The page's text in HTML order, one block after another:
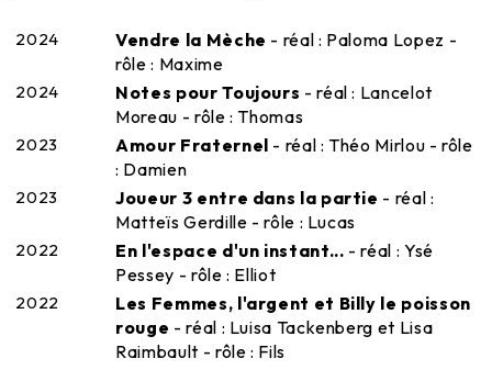
2024 Vendre la Mèche - réal : Paloma Lopez -
rôle : Maxime
2024 Notes pour Toujours - réal : Lancelot
Moreau - rôle : Thomas
2023 Amour Fraternel - réal : Théo Mirlou - rôle
: Damien
2023 Joueur 3 entre dans la partie - réal :
Matteïs Gerdille - rôle : Lucas
2022 En l'espace d'un instant... - réal : Ysé
Pessey - rôle : Elliot
2022
Les Femmes, l'argent et Billy le poisson
rouge - réal : Luisa Tackenberg et Lisa
Raimbault - rôle : Fils